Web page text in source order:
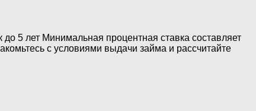
5 лет Минимальная процентная ставка составляет
с условиями выдачи займа и рассчитайте